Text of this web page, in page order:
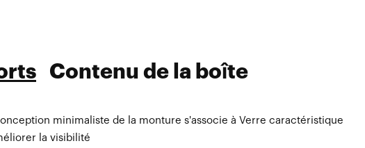
Contenu de la boîte
minimaliste de la monture s'associe à Verre caractéristique
la visibilité